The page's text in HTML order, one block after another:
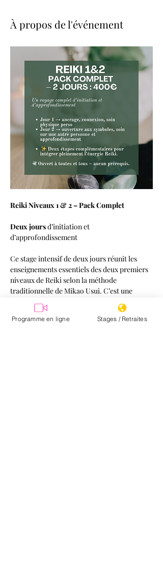
À propos de l'événement
Reiki Niveaux 1 & 2 – Pack Complet
Deux jours d’initiation et
d’approfondissement
Ce stage intensif de deux jours réunit les
enseignements essentiels des deux premiers
niveaux de Reiki selon la méthode
traditionnelle de Mikao Usui. C’est une
immersion complète qui vous permet de
vous connecter à l’énergie universelle,
d’apprendre à la canaliser et de l’intégrer
Programme en ligne Stages / Retraites